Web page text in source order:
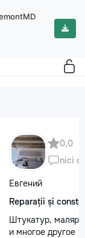
0,0
nici o
Евгений
Reparații și
Штукатур, маляр ,
и многое другое